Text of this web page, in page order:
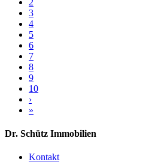
3
4
5
6
7
8
9
10
›
»
Dr. Schütz Immobilien
Kontakt